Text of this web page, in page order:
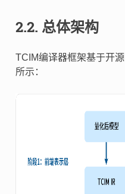
2.2. 总体架构
TCIM编译器框架基于开
所示：